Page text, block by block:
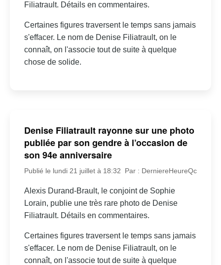
Filiatrault. Détails en commentaires.
Certaines figures traversent le temps sans jamais
s'effacer. Le nom de Denise Filiatrault, on le
connaît, on l'associe tout de suite à quelque
chose de solide.
Denise Filiatrault rayonne sur une photo
publiée par son gendre à l’occasion de
son 94e anniversaire
Publié le lundi 21 juillet à 18:32 Par : DerniereHeureQc
Alexis Durand-Brault, le conjoint de Sophie
Lorain, publie une très rare photo de Denise
Filiatrault. Détails en commentaires.
Certaines figures traversent le temps sans jamais
s'effacer. Le nom de Denise Filiatrault, on le
connaît, on l'associe tout de suite à quelque